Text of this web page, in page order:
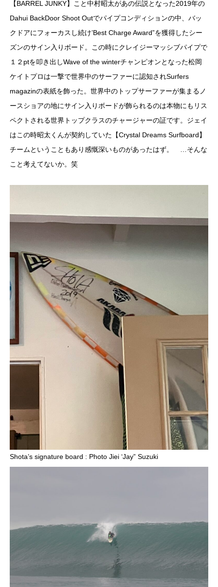
【BARREL JUNKY】こと中村昭太があの伝説となった2019年の
Dahui BackDoor Shoot Outでパイプコンディションの中、バッ
クドアにフォーカスし続け’Best Charge Award”を獲得したシー
ズンのサイン入りボード。この時にクレイジーマッシブパイプで
１２ptを叩き出しWave of the winterチャンピオンとなった松岡
ケイトプロは一撃で世界中のサーファーに認知されSurfers
magazinの表紙を飾った。世界中のトップサーファーが集まるノ
ースショアの地にサイン入りボードが飾られるのは本物にもリス
ペクトされる世界トップクラスのチャージャーの証です。ジェイ
はこの時昭太くんが契約していた【Crystal Dreams Surfboard】
チームということもあり感慨深いものがあったはず。 …そんな
こと考えてないか。笑
Shota’s signature board : Photo Jiei ‘Jay” Suzuki